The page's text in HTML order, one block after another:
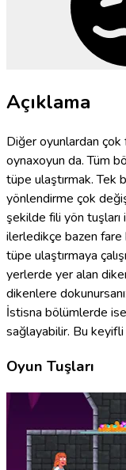
Açıklama
Diğer oyunlardan
oynaxoyun da. Tüm
tüpe ulaştırmak. Tek
yönlendirme çok
şekilde fili yön
ilerledikçe bazen
tüpe ulaştırmaya
yerlerde yer alan
dikenlere
İstisna bölümlerde
sağlayabilir. Bu
Oyun Tuşları